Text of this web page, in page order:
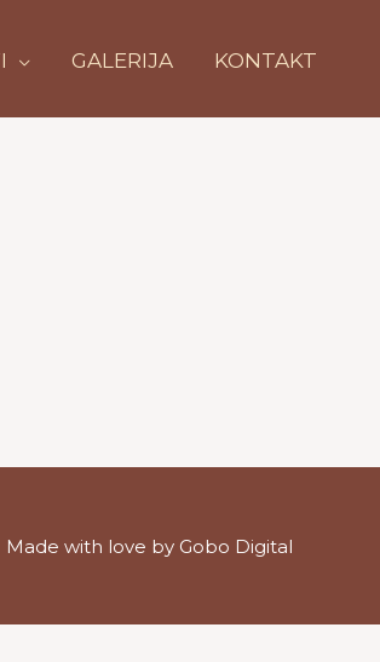
GALERIJA KONTAKT
Made with love by Gobo Digital